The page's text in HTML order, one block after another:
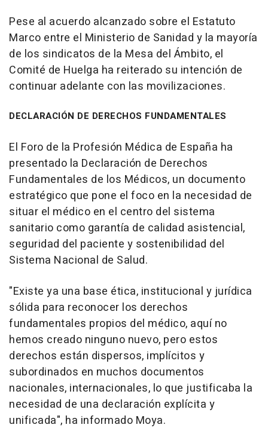
Pese al acuerdo alcanzado sobre el Estatuto
Marco entre el Ministerio de Sanidad y la mayoría
de los sindicatos de la Mesa del Ámbito, el
Comité de Huelga ha reiterado su intención de
continuar adelante con las movilizaciones.
DECLARACIÓN DE DERECHOS FUNDAMENTALES
El Foro de la Profesión Médica de España ha
presentado la Declaración de Derechos
Fundamentales de los Médicos, un documento
estratégico que pone el foco en la necesidad de
situar el médico en el centro del sistema
sanitario como garantía de calidad asistencial,
seguridad del paciente y sostenibilidad del
Sistema Nacional de Salud.
"Existe ya una base ética, institucional y jurídica
sólida para reconocer los derechos
fundamentales propios del médico, aquí no
hemos creado ninguno nuevo, pero estos
derechos están dispersos, implícitos y
subordinados en muchos documentos
nacionales, internacionales, lo que justificaba la
necesidad de una declaración explícita y
unificada", ha informado Moya.